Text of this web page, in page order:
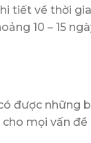
tiết về thời
10 – 15
được những
mọi vấn đề